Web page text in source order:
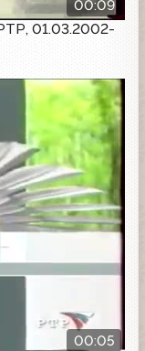
00:09
01.03.2002-
00:05